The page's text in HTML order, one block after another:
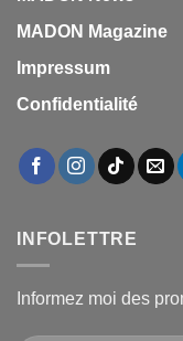
MADON Magazine
Impressum
Confidentialité
INFOLETTRE
Informez moi des